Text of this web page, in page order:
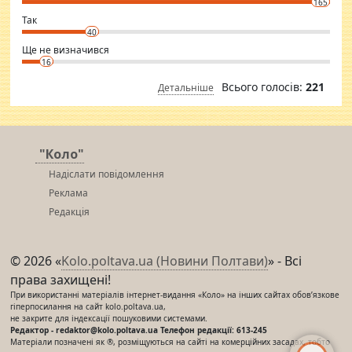
club.
⇒ sakshimirchandani.com
Так
40
Ще не визначився
16
Детальніше Всього голосів: 221
"Коло"
Надіслати повідомлення
Реклама
Редакція
© 2026 «Kolo.poltava.ua (Новини Полтави)» - Всі
права захищені!
При використанні матеріалів інтернет-видання «Коло» на інших сайтах обов’язкове
гіперпосилання на сайт kolo.poltava.ua,
не закрите для індексації пошуковими системами.
Редактор - redaktor@kolo.poltava.ua Телефон редакції: 613-245
Матеріали позначені як ®, розміщуються на сайті на комерційних засадах, тобто